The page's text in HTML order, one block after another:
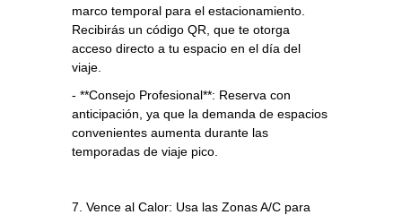
marco temporal para el estacionamiento.
Recibirás un código QR, que te otorga
acceso directo a tu espacio en el día del
viaje.
- **Consejo Profesional**: Reserva con
anticipación, ya que la demanda de espacios
convenientes aumenta durante las
temporadas de viaje pico.
7. Vence al Calor: Usa las Zonas A/C para